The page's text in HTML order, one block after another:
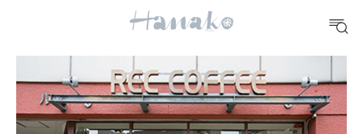
10 CATEGORIES
FOOD
おいしい